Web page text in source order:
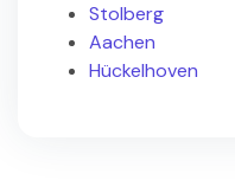
Stolberg
Aachen
Hückelhoven